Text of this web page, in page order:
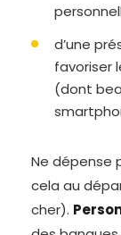
d’une
favoriser
(dont
Ne dépense
cela au
cher).